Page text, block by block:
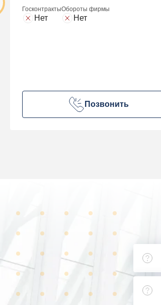
Госконтракты
Нет
Обороты фирмы
Нет
Позвонить